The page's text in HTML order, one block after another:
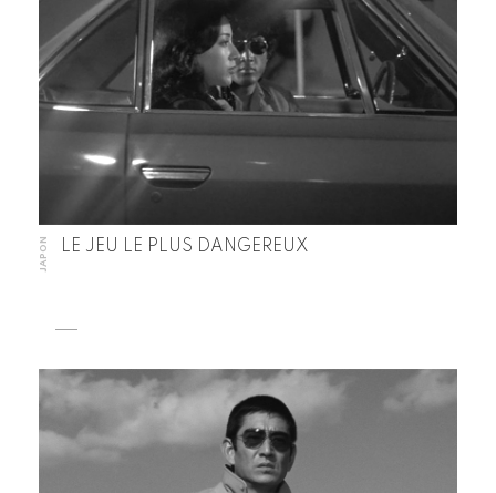
JAPON LE JEU LE PLUS DANGEREUX